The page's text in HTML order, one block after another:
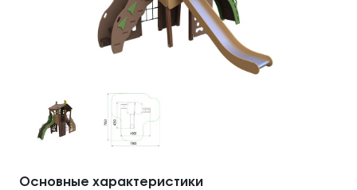
Основные характеристики